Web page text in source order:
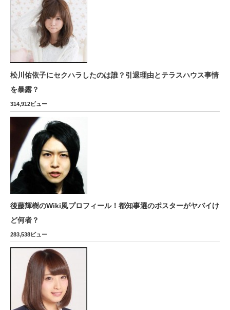
松川佑依子にセクハラしたのは誰？引退理由とテラスハウス事情
を暴露？
314,912ビュー
後藤輝樹のWiki風プロフィール！都知事選のポスターがヤバイけ
ど何者？
283,538ビュー